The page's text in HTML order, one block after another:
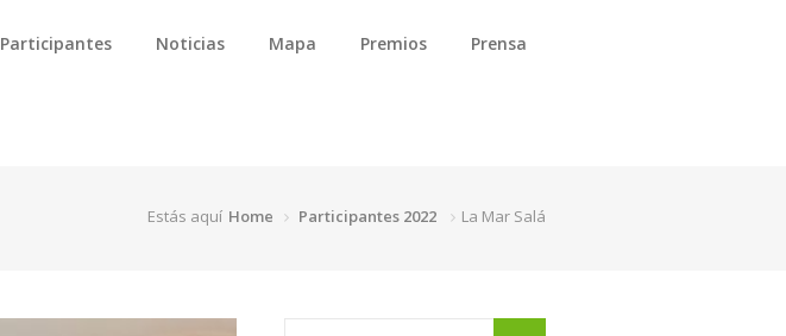
Participantes Noticias Mapa Premios Prensa
Estás aquí Home Participantes 2022 La Mar Salá